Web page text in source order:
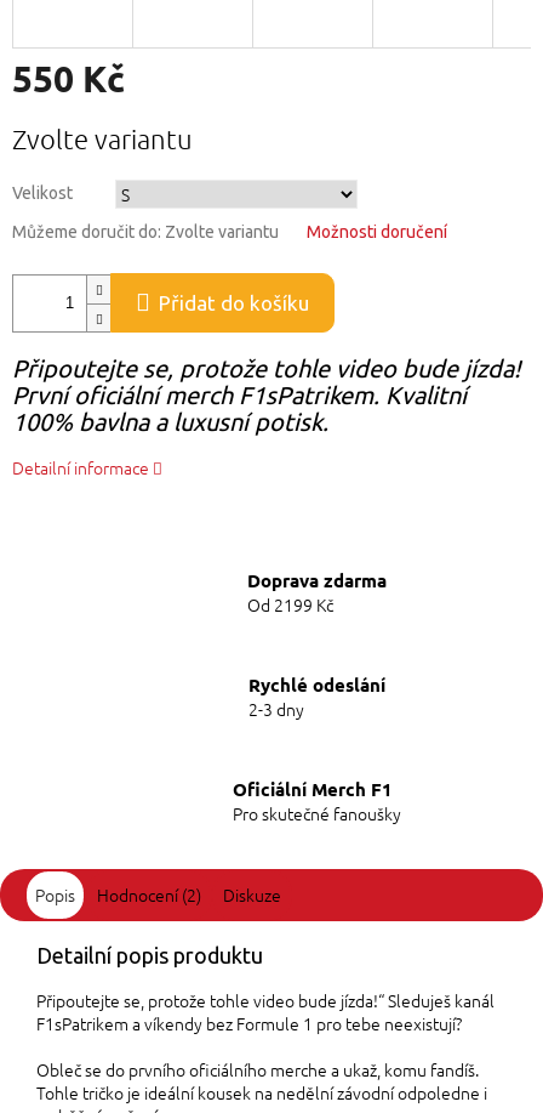
550 Kč
cena:
Zvolte variantu
Velikost
Můžeme doručit do: Zvolte variantu Možnosti doručení
Přidat do košíku
Připoutejte se, protože tohle video bude jízda!
První oficiální merch F1sPatrikem. Kvalitní
100% bavlna a luxusní potisk.
Detailní informace
Doprava zdarma
Od 2199 Kč
Rychlé odeslání
2-3 dny
Oficiální Merch F1
Pro skutečné fanoušky
Popis Hodnocení (2) Diskuze
Detailní popis produktu
Připoutejte se, protože tohle video bude jízda!“ Sleduješ kanál
F1sPatrikem a víkendy bez Formule 1 pro tebe neexistují?
Obleč se do prvního oficiálního merche a ukaž, komu fandíš.
Tohle tričko je ideální kousek na nedělní závodní odpoledne i